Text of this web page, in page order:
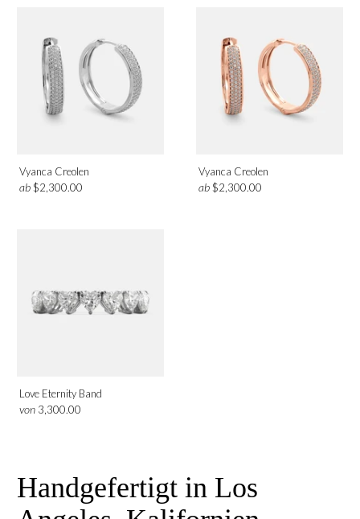
Vyanca Creolen
ab $2,300.00
Vyanca Creolen
ab$2,300.00
Love Eternity Band
von 3,300.00
Handgefertigt in Los